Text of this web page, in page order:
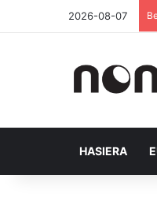
2026-08-07
HASIERA